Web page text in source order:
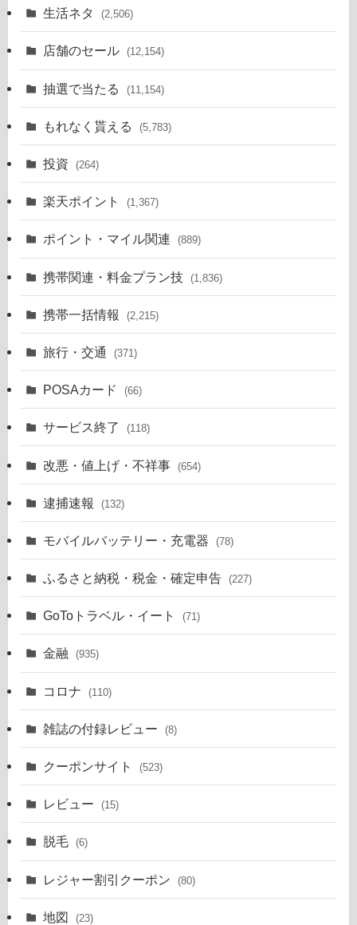
生活ネタ (2,506)
店舗のセール (12,154)
抽選で当たる (11,154)
もれなく貰える (5,783)
投資 (264)
楽天ポイント (1,367)
ポイント・マイル関連 (889)
携帯関連・料金プラン技 (1,836)
携帯一括情報 (2,215)
旅行・交通 (371)
POSAカード (66)
サービス終了 (118)
改悪・値上げ・不祥事 (654)
逮捕速報 (132)
モバイルバッテリー・充電器 (78)
ふるさと納税・税金・確定申告 (227)
GoToトラベル・イート (71)
金融 (935)
コロナ (110)
雑誌の付録レビュー (8)
クーポンサイト (523)
レビュー (15)
脱毛 (6)
レジャー割引クーポン (80)
地図 (23)